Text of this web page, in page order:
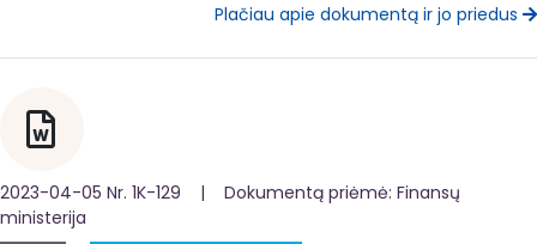
Plačiau apie dokumentą ir jo priedus
2023-04-05 Nr. 1K-129 | Dokumentą priėmė: Finansų
ministerija